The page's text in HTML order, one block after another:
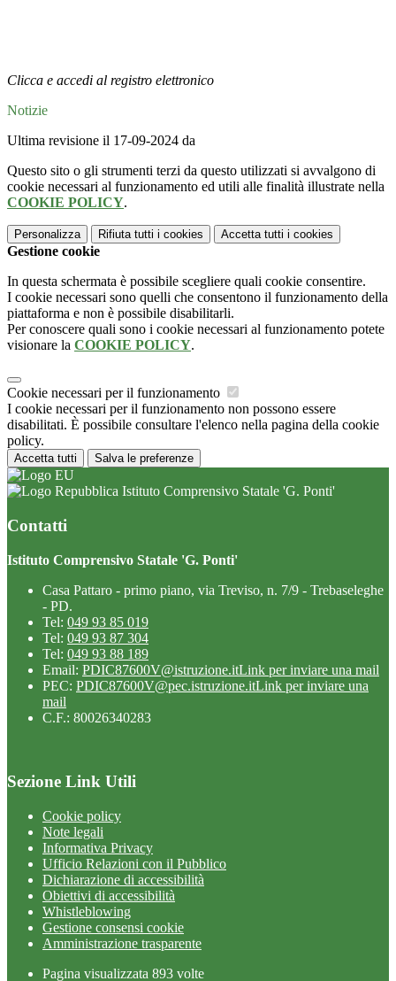
Clicca e accedi al registro elettronico
Notizie
Ultima revisione il 17-09-2024 da
Questo sito o gli strumenti terzi da questo utilizzati si avvalgono di
cookie necessari al funzionamento ed utili alle finalità illustrate nella
COOKIE POLICY.
Personalizza Rifiuta tutti i cookies Accetta tutti i cookies
Gestione cookie
In questa schermata è possibile scegliere quali cookie consentire.
I cookie necessari sono quelli che consentono il funzionamento della
piattaforma e non è possibile disabilitarli.
Per conoscere quali sono i cookie necessari al funzionamento potete
visionare la COOKIE POLICY.
Cookie necessari per il funzionamento
I cookie necessari per il funzionamento non possono essere
disabilitati. È possibile consultare l'elenco nella pagina della cookie
policy.
Accetta tutti Salva le preferenze
Istituto Comprensivo Statale 'G. Ponti'
Contatti
Istituto Comprensivo Statale 'G. Ponti'
Casa Pattaro - primo piano, via Treviso, n. 7/9 - Trebaseleghe
- PD.
Tel: 049 93 85 019
Tel: 049 93 87 304
Tel: 049 93 88 189
Email: PDIC87600V@istruzione.itLink per inviare una mail
PEC: PDIC87600V@pec.istruzione.itLink per inviare una
mail
C.F.: 80026340283
Sezione Link Utili
Cookie policy
Note legali
Informativa Privacy
Ufficio Relazioni con il Pubblico
Dichiarazione di accessibilità
Obiettivi di accessibilità
Whistleblowing
Gestione consensi cookie
Amministrazione trasparente
Pagina visualizzata 893 volte